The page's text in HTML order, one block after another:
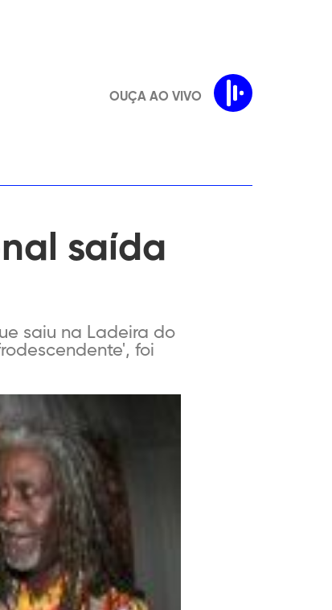
OUÇA AO VIVO
saída
saiu na Ladeira do
foi